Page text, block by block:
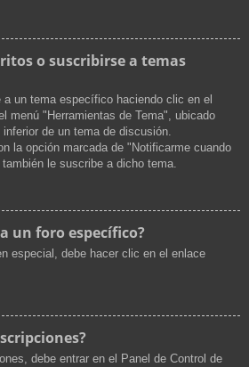
o suscribirse a temas
un tema específico haciendo clic en el
menú "Herramientas de Tema", ubicado
de un tema de discusión.
la opción marcada de "Notificarme cuando
le suscribe a dicho tema.
un foro específico?
especial, debe hacer clic en el enlace
debe entrar en el Panel de Control de